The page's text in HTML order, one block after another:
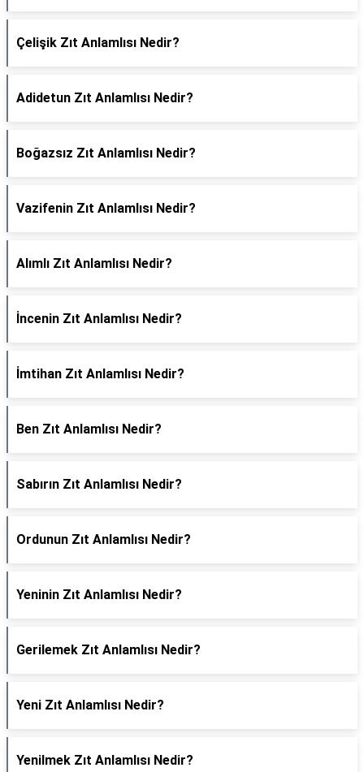
Çelişik Zıt Anlamlısı Nedir?
Adidetun Zıt Anlamlısı Nedir?
Boğazsız Zıt Anlamlısı Nedir?
Vazifenin Zıt Anlamlısı Nedir?
Alımlı Zıt Anlamlısı Nedir?
İncenin Zıt Anlamlısı Nedir?
İmtihan Zıt Anlamlısı Nedir?
Ben Zıt Anlamlısı Nedir?
Sabırın Zıt Anlamlısı Nedir?
Ordunun Zıt Anlamlısı Nedir?
Yeninin Zıt Anlamlısı Nedir?
Gerilemek Zıt Anlamlısı Nedir?
Yeni Zıt Anlamlısı Nedir?
Yenilmek Zıt Anlamlısı Nedir?